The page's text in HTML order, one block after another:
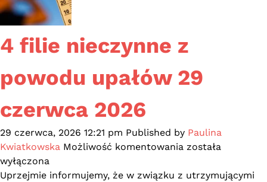
sierpnia
4 filie nieczynne z
powodu upałów 29
czerwca 2026
29 czerwca, 2026 12:21 pm Published by Paulina
Kwiatkowska Możliwość komentowania 4
nieczynne
została
wyłączona
Uprzejmie informujemy, że w związku z utrzymującymi